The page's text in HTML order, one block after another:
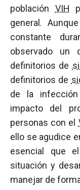
población VIH
general.
constante
observado un
definitorios de
definitorios de
de la infección
impacto del
personas con el
ello se agudice
esencial que
situación y
manejar de